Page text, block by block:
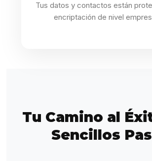
Tus datos y contactos están
encriptación de nivel
Tu Camino al
Sencillos